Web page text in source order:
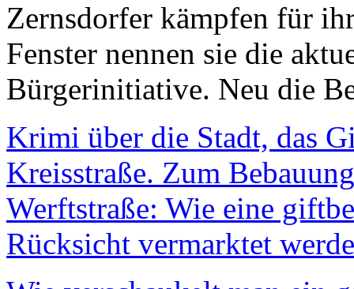
Zernsdorfer kämpfen für
Fenster nennen sie die
Bürgerinitiative. Neu die
Krimi über die Stadt, das
Kreisstraße. Zum
Werftstraße: Wie eine
Rücksicht vermarktet